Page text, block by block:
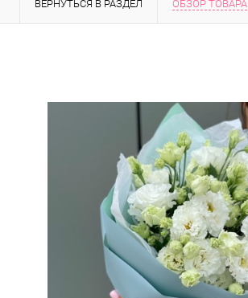
ВЕРНУТЬСЯ В РАЗДЕЛ ОБЗОР ТОВАРА